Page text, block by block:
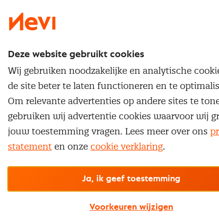
Deze website gebruikt cookies
Wij gebruiken noodzakelijke en analytische
de site beter te laten functioneren en te
Om relevante advertenties op andere sites te
gebruiken wij advertentie cookies waarvoor wij
jouw toestemming vragen. Lees meer over ons
statement en onze cookie verklaring.
Ja, ik geef toestemming
Voorkeuren wijzigen